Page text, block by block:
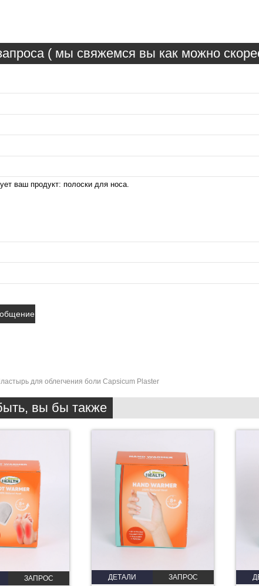
( мы свяжемся вы как можно
для облегчения боли Capsicum Plaster
вы бы также
ЗАПРОС ДЕТАЛИ ЗАПРОС